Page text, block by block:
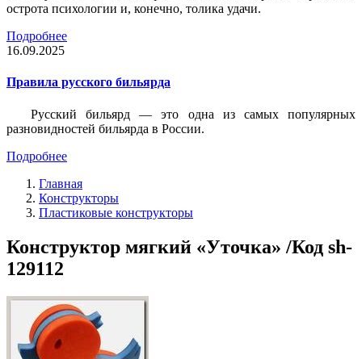
острота психологии и, конечно, толика удачи.
Подробнее
16.09.2025
Правила русского бильярда
Русский бильярд — это одна из самых популярных
разновидностей бильярда в России.
Подробнее
Главная
Конструкторы
Пластиковые конструкторы
Конструктор мягкий «Уточка» /Код sh-
129112